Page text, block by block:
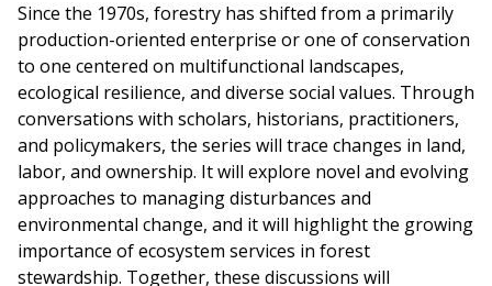
Since the 1970s, forestry has shifted from a primarily
production-oriented enterprise or one of conservation
to one centered on multifunctional landscapes,
ecological resilience, and diverse social values. Through
conversations with scholars, historians, practitioners,
and policymakers, the series will trace changes in land,
labor, and ownership. It will explore novel and evolving
approaches to managing disturbances and
environmental change, and it will highlight the growing
importance of ecosystem services in forest
stewardship. Together, these discussions will